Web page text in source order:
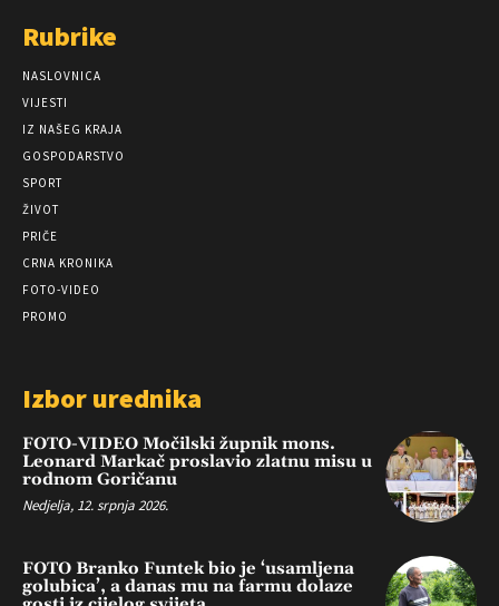
Rubrike
NASLOVNICA
VIJESTI
IZ NAŠEG KRAJA
GOSPODARSTVO
SPORT
ŽIVOT
PRIČE
CRNA KRONIKA
FOTO-VIDEO
PROMO
Izbor urednika
FOTO-VIDEO Močilski župnik mons.
Leonard Markač proslavio zlatnu misu u
rodnom Goričanu
Nedjelja, 12. srpnja 2026.
FOTO Branko Funtek bio je ‘usamljena
golubica’, a danas mu na farmu dolaze